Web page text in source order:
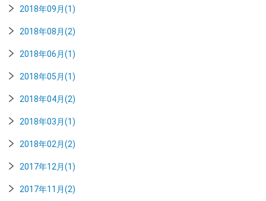
2018年09月(1)
2018年08月(2)
2018年06月(1)
2018年05月(1)
2018年04月(2)
2018年03月(1)
2018年02月(2)
2017年12月(1)
2017年11月(2)